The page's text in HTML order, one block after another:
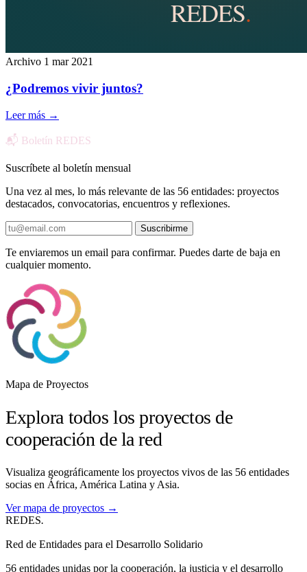
Archivo 1 mar 2021
¿Podremos vivir juntos?
Leer más →
📬 Boletín REDES
Suscríbete al boletín mensual
Una vez al mes, lo más relevante de las 56 entidades: proyectos
destacados, convocatorias, encuentros y reflexiones.
Suscribirme
Te enviaremos un email para confirmar. Puedes darte de baja en
cualquier momento.
Mapa de Proyectos
Explora todos los proyectos de
cooperación de la red
Visualiza geográficamente los proyectos vivos de las 56 entidades
socias en África, América Latina y Asia.
Ver mapa de proyectos →
REDES.
Red de Entidades para el Desarrollo Solidario
56 entidades unidas por la cooperación, la justicia y el desarrollo